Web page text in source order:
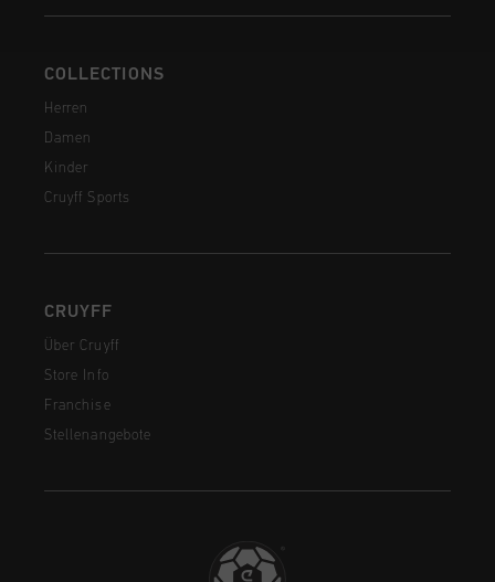
COLLECTIONS
Herren
Damen
Kinder
Cruyff Sports
CRUYFF
Über Cruyff
Store Info
Franchise
Stellenangebote